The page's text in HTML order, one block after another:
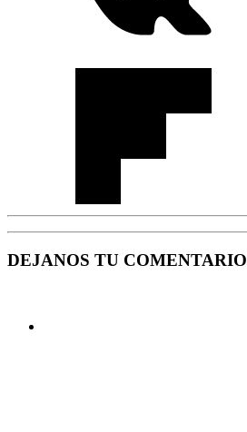
DEJANOS TU COMENTARIO